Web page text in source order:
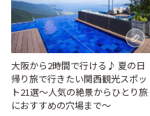
大阪から2時間で行ける♪ 夏の日
帰り旅で行きたい関西観光スポッ
ト21選～人気の絶景からひとり旅
におすすめの穴場まで～